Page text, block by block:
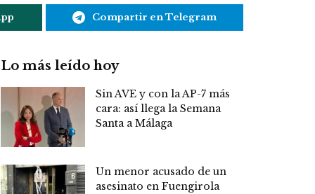
Compartir en Telegram
Lo más leído hoy
Sin AVE y con la AP-7 más
cara: así llega la Semana
Santa a Málaga
Un menor acusado de un
asesinato en Fuengirola